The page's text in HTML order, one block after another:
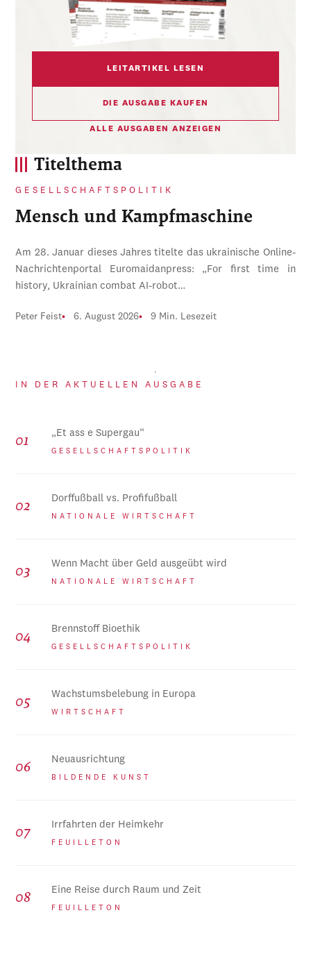
Titelthema
GESELLSCHAFTSPOLITIK
Mensch und Kampfmaschine
Am 28. Januar dieses Jahres titelte das ukrainische Online-
Nachrichtenportal Euromaidanpress: „For first time in
history, Ukrainian combat AI-robot…
Peter Feist 6. August 2026 9 Min. Lesezeit
IN DER AKTUELLEN AUSGABE
„Et ass e Supergau“
GESELLSCHAFTSPOLITIK
Dorffußball vs. Profifußball
NATIONALE WIRTSCHAFT
Wenn Macht über Geld ausgeübt wird
NATIONALE WIRTSCHAFT
Brennstoff Bioethik
GESELLSCHAFTSPOLITIK
Wachstumsbelebung in Europa
WIRTSCHAFT
Neuausrichtung
BILDENDE KUNST
Irrfahrten der Heimkehr
FEUILLETON
Eine Reise durch Raum und Zeit
FEUILLETON
LEITARTIKEL LESEN
DIE AUSGABE KAUFEN
ALLE AUSGABEN ANZEIGEN